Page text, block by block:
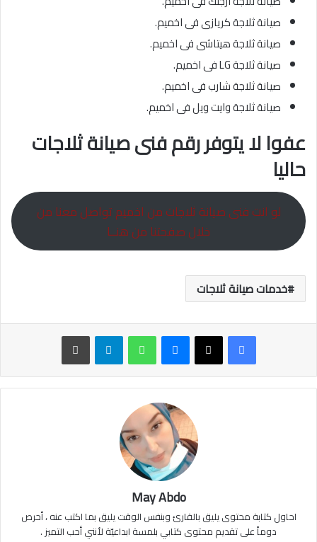
صيانة ثلاجة كريازى فى اخميم.
صيانة ثلاجة هيتاشى فى اخميم.
صيانة ثلاجة LG فى اخميم.
صيانة ثلاجة شارب فى اخميم.
صيانة ثلاجة وايت ويل فى اخميم.
عفوا لا يتوفر رقم فنى صيانة ثلاجات
حاليا
لو انت فنى صيانة ثلاجات من اخميم تواصل معنا من
خلال صفحتنا من هنــا
خدمات صيانة ثلاجات
ماسنجر واتساب تيلقرام طباعة
May Abdo
احاول كتابة محتوى يليق بالقارئ وبنفس الوقت يليق بما اكتب عنه ، أحرص
دوماً على تقديم محتوى كتابي بلمسة ابداعيّة لأنني أحب التميز .